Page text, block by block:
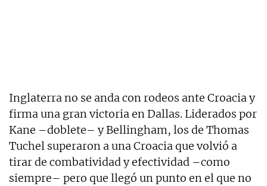
Inglaterra no se anda con rodeos ante Croacia y
firma una gran victoria en Dallas. Liderados por
Kane –doblete– y Bellingham, los de Thomas
Tuchel superaron a una Croacia que volvió a
tirar de combatividad y efectividad –como
siempre– pero que llegó un punto en el que no